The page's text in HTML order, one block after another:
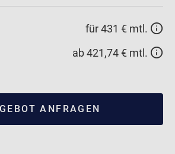
für 431 € mtl.
ab 421,74 € mtl.
ANFRAGEN